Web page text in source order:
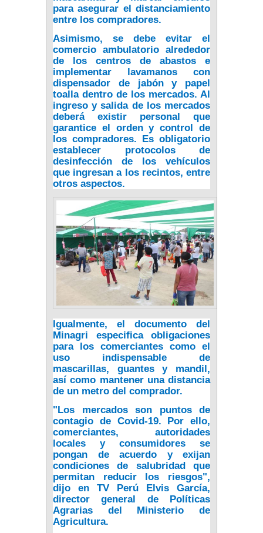
para asegurar el distanciamiento
entre los compradores.
Asimismo, se debe evitar el
comercio ambulatorio alrededor
de los centros de abastos e
implementar lavamanos con
dispensador de jabón y papel
toalla dentro de los mercados. Al
ingreso y salida de los mercados
deberá existir personal que
garantice el orden y control de
los compradores. Es obligatorio
establecer protocolos de
desinfección de los vehículos
que ingresan a los recintos, entre
otros aspectos.
Igualmente, el documento del
Minagri especifica obligaciones
para los comerciantes como el
uso indispensable de
mascarillas, guantes y mandil,
así como mantener una distancia
de un metro del comprador.
"Los mercados son puntos de
contagio de Covid-19. Por ello,
comerciantes, autoridades
locales y consumidores se
pongan de acuerdo y exijan
condiciones de salubridad que
permitan reducir los riesgos",
dijo en TV Perú Elvis García,
director general de Políticas
Agrarias del Ministerio de
Agricultura.